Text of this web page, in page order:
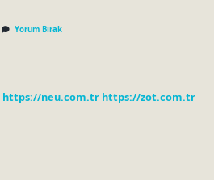
Yorum Bırak
https://neu.com.tr https://zot.com.tr